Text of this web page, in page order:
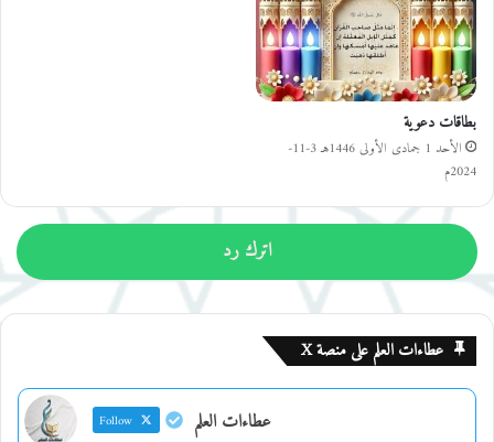
بطاقات دعوية
الأحد 1 جمادى الأولى 1446هـ 3-11-
2024م
اترك رد
عطاءات العلم على منصة X
عطاءات العلم